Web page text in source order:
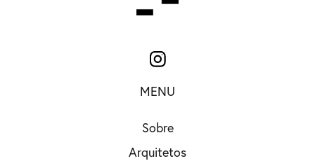
MENU
Sobre
Arquitetos